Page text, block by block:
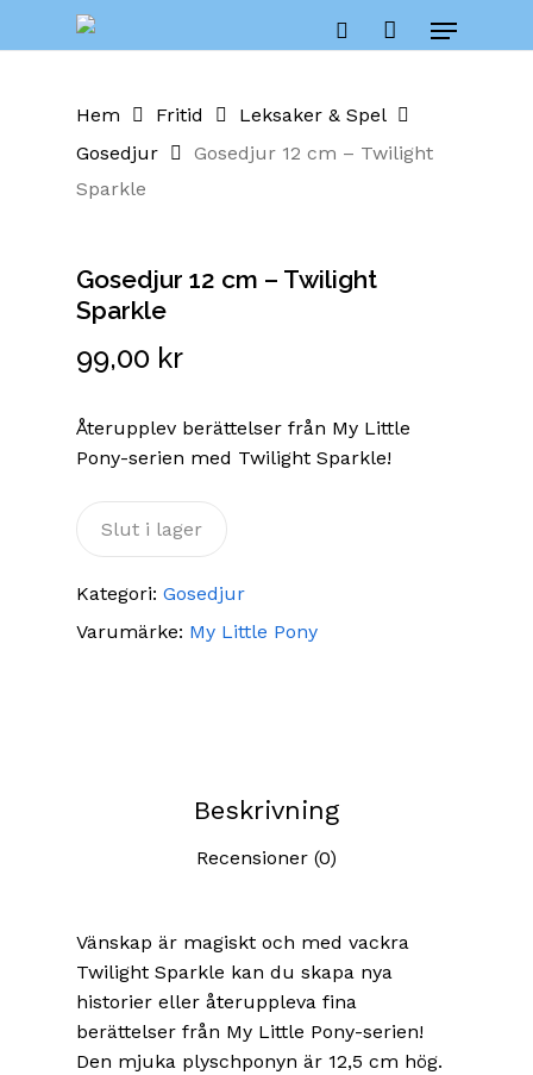
Menu
Cart Close
Hem Fritid
Leksaker & Spel
Gosedjur
Gosedjur 12 cm – Twilight
Sparkle
Gosedjur 12 cm – Twilight
Sparkle
99,00 kr
Återupplev berättelser från My Little
Pony-serien med Twilight Sparkle!
Slut i lager
Kategori: Gosedjur
Varumärke: My Little Pony
Beskrivning
Recensioner (0)
Vänskap är magiskt och med vackra
Twilight Sparkle kan du skapa nya
historier eller återuppleva fina
berättelser från My Little Pony-serien!
Den mjuka plyschponyn är 12,5 cm hög.